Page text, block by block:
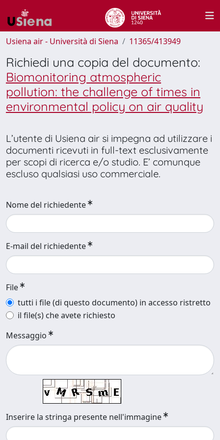
Usiena air - Università di Siena 11365/413949
Richiedi una copia del documento:
Biomonitoring atmospheric
pollution: the challenge of times in
environmental policy on air quality
L’utente di Usiena air si impegna ad utilizzare i
documenti ricevuti in full-text esclusivamente
per scopi di ricerca e/o studio. E’ comunque
escluso qualsiasi uso commerciale.
Nome del richiedente
E-mail del richiedente
File
tutti i file (di questo documento) in accesso ristretto
il file(s) che avete richiesto
Messaggio
Inserire la stringa presente nell'immagine